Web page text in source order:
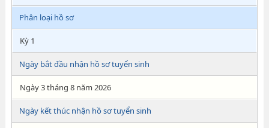
Phân loại hồ sơ
Kỳ 1
Ngày bắt đầu nhận hồ sơ tuyển sinh
Ngày 3 tháng 8 năm 2026
Ngày kết thúc nhận hồ sơ tuyển sinh